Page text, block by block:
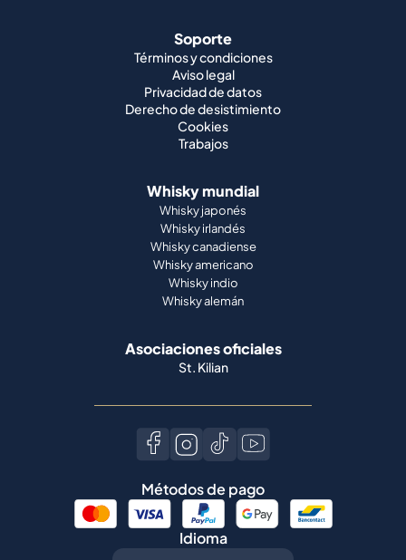
Soporte
Términos y condiciones
Aviso legal
Privacidad de datos
Derecho de desistimiento
Cookies
Trabajos
Whisky mundial
Whisky japonés
Whisky irlandés
Whisky canadiense
Whisky americano
Whisky indio
Whisky alemán
Asociaciones oficiales
St. Kilian
Métodos de pago
Idioma